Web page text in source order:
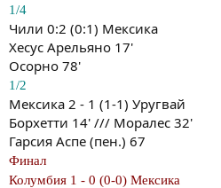
1/4
Чили 0:2 (0:1) Мексика
Хесус Арельяно 17'
Осорно 78'
1/2
Мексика 2 - 1 (1-1) Уругвай
Борхетти 14' /// Моралес 32'
Гарсия Аспе (пен.) 67
Финал
Колумбия 1 - 0 (0-0) Мексика